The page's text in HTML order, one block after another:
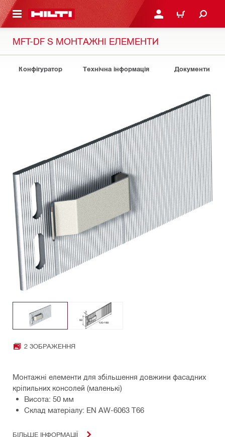
ЗМІСТУ УВІЙТИ АБО
КОШИК
MFT-DF S МОНТАЖНІ ЕЛЕМЕНТИ
Конфігуратор Технічна інформація Документи
2 ЗОБРАЖЕННЯ
Монтажні елементи для збільшення довжини фасадних
кріпильних консолей (маленькі)
Висота: 50 мм
Склад матеріалу: EN AW-6063 T66
БІЛЬШЕ ІНФОРМАЦІЇ